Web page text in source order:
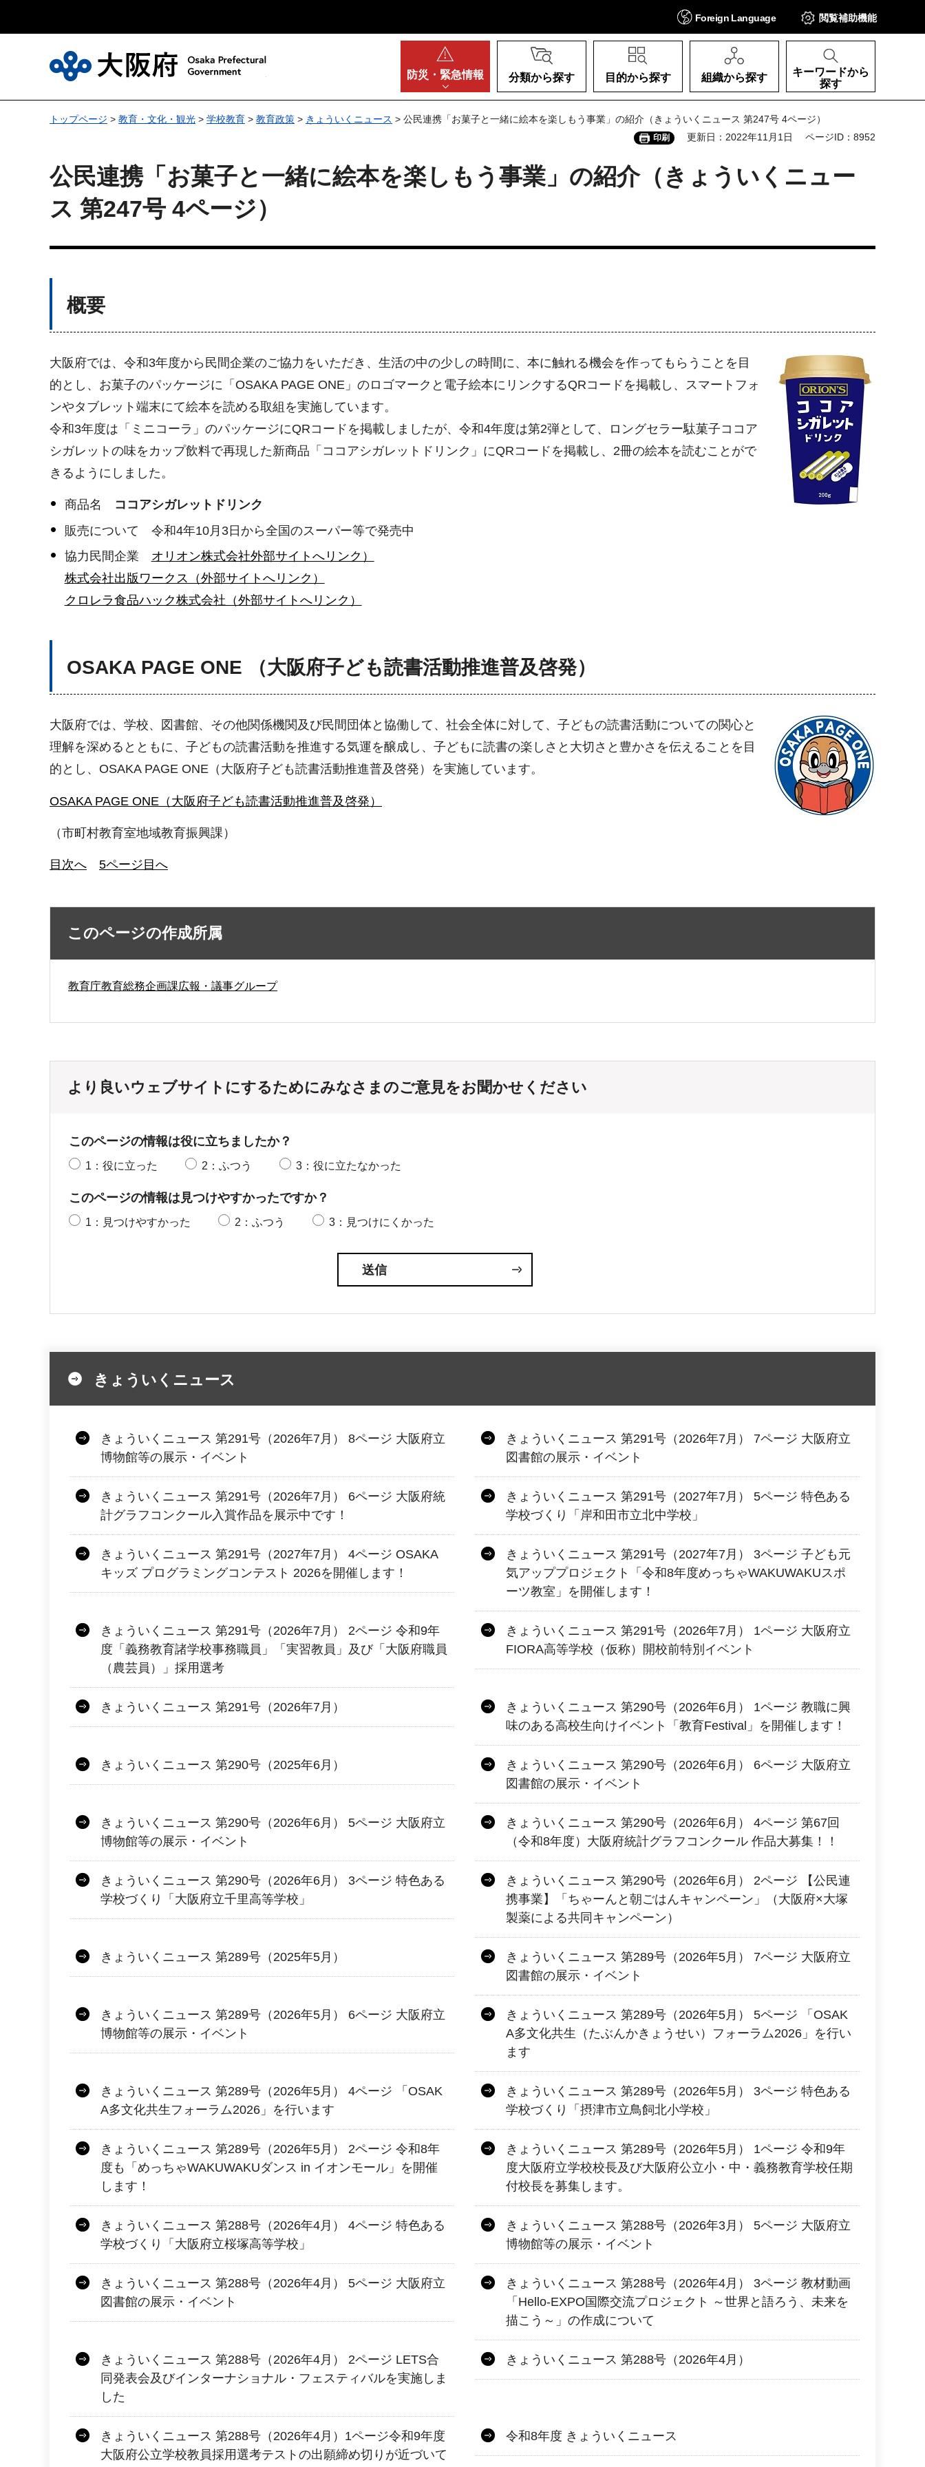
Foreign Language 閲覧補助機能
防災・ 緊急情報 分類から探す 目的から探す 組織から探す
キーワードから
探す
トップページ > 教育・文化・観光 > 学校教育 > 教育政策 > きょういくニュース > 公民連携「お菓子と一緒に絵本を楽しもう事業」の紹介（きょういくニュース 第247号 4ページ）
印刷 更新日：2022年11月1日 ページID：8952
公民連携「お菓子と一緒に絵本を楽しもう事業」の紹介（きょういくニュー
ス 第247号 4ページ）
概要
大阪府では、令和3年度から民間企業のご協力をいただき、生活の中の少しの時間に、本に触れる機会を作ってもらうことを目
的とし、お菓子のパッケージに「OSAKA PAGE ONE」のロゴマークと電子絵本にリンクするQRコードを掲載し、スマートフォ
ンやタブレット端末にて絵本を読める取組を実施しています。
令和3年度は「ミニコーラ」のパッケージにQRコードを掲載しましたが、令和4年度は第2弾として、ロングセラー駄菓子ココア
シガレットの味をカップ飲料で再現した新商品「ココアシガレットドリンク」にQRコードを掲載し、2冊の絵本を読むことがで
きるようにしました。
商品名
ココアシガレットドリンク
販売について 令和4年10月3日から全国のスーパー等で発売中
協力民間企業 オリオン株式会社外部サイトへリンク）
株式会社出版ワークス（外部サイトへリンク）
クロレラ食品ハック株式会社（外部サイトへリンク）
OSAKA PAGE ONE （大阪府子ども読書活動推進普及啓発）
大阪府では、学校、図書館、その他関係機関及び民間団体と協働して、社会全体に対して、子どもの読書活動についての関心と
理解を深めるとともに、子どもの読書活動を推進する気運を醸成し、子どもに読書の楽しさと大切さと豊かさを伝えることを目
的とし、OSAKA PAGE ONE（大阪府子ども読書活動推進普及啓発）を実施しています。
OSAKA PAGE ONE（大阪府子ども読書活動推進普及啓発）
（市町村教育室地域教育振興課）
目次へ 5ページ目へ
このページの作成所属
教育庁教育総務企画課広報・議事グループ
より良いウェブサイトにするためにみなさまのご意見をお聞かせください
このページの情報は役に立ちましたか？
1：役に立った 2：ふつう 3：役に立たなかった
このページの情報は見つけやすかったですか？
1：見つけやすかった 2：ふつう 3：見つけにくかった
きょういくニュース
きょういくニュース 第291号（2026年7月） 8ページ 大阪府立
博物館等の展示・イベント
きょういくニュース 第291号（2026年7月） 7ページ 大阪府立
図書館の展示・イベント
きょういくニュース 第291号（2026年7月） 6ページ 大阪府統
計グラフコンクール入賞作品を展示中です！
きょういくニュース 第291号（2027年7月） 5ページ 特色ある
学校づくり「岸和田市立北中学校」
きょういくニュース 第291号（2027年7月） 4ページ OSAKA
キッズ プログラミングコンテスト 2026を開催します！
きょういくニュース 第291号（2027年7月） 3ページ 子ども元
気アッププロジェクト「令和8年度めっちゃWAKUWAKUスポ
ーツ教室」を開催します！
きょういくニュース 第291号（2026年7月） 2ページ 令和9年
度「義務教育諸学校事務職員」「実習教員」及び「大阪府職員
（農芸員）」採用選考
きょういくニュース 第291号（2026年7月） 1ページ 大阪府立
FIORA高等学校（仮称）開校前特別イベント
きょういくニュース 第291号（2026年7月）
きょういくニュース 第290号（2026年6月） 1ページ 教職に興
味のある高校生向けイベント「教育Festival」を開催します！
きょういくニュース 第290号（2025年6月）
きょういくニュース 第290号（2026年6月） 6ページ 大阪府立
図書館の展示・イベント
きょういくニュース 第290号（2026年6月） 5ページ 大阪府立
博物館等の展示・イベント
きょういくニュース 第290号（2026年6月） 4ページ 第67回
（令和8年度）大阪府統計グラフコンクール 作品大募集！！
きょういくニュース 第290号（2026年6月） 3ページ 特色ある
学校づくり「大阪府立千里高等学校」
きょういくニュース 第290号（2026年6月） 2ページ 【公民連
携事業】「ちゃーんと朝ごはんキャンペーン」（大阪府×大塚
製薬による共同キャンペーン）
きょういくニュース 第289号（2025年5月）
きょういくニュース 第289号（2026年5月） 7ページ 大阪府立
図書館の展示・イベント
きょういくニュース 第289号（2026年5月） 6ページ 大阪府立
博物館等の展示・イベント
きょういくニュース 第289号（2026年5月） 5ページ 「OSAK
A多文化共生（たぶんかきょうせい）フォーラム2026」を行い
ます
きょういくニュース 第289号（2026年5月） 4ページ 「OSAK
A多文化共生フォーラム2026」を行います
きょういくニュース 第289号（2026年5月） 3ページ 特色ある
学校づくり「摂津市立鳥飼北小学校」
きょういくニュース 第289号（2026年5月） 2ページ 令和8年
度も「めっちゃWAKUWAKUダンス in イオンモール」を開催
します！
きょういくニュース 第289号（2026年5月） 1ページ 令和9年
度大阪府立学校校長及び大阪府公立小・中・義務教育学校任期
付校長を募集します。
きょういくニュース 第288号（2026年4月） 4ページ 特色ある
学校づくり「大阪府立桜塚高等学校」
きょういくニュース 第288号（2026年3月） 5ページ 大阪府立
博物館等の展示・イベント
きょういくニュース 第288号（2026年4月） 5ページ 大阪府立
図書館の展示・イベント
きょういくニュース 第288号（2026年4月） 3ページ 教材動画
「Hello-EXPO国際交流プロジェクト ～世界と語ろう、未来を
描こう～」の作成について
きょういくニュース 第288号（2026年4月） 2ページ LETS合
同発表会及びインターナショナル・フェスティバルを実施しま
した
きょういくニュース 第288号（2026年4月）
きょういくニュース 第288号（2026年4月）1ページ令和9年度
大阪府公立学校教員採用選考テストの出願締め切りが近づいて
令和8年度 きょういくニュース